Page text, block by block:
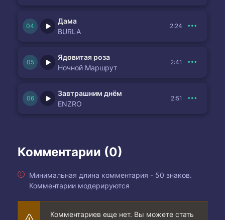
Дама
BURLA
2:24
Ядовитая роза
Ночной Маршрут
2:41
Завтрашним днём
ENZRO
2:51
Комментарии (0)
Минимальная длина комментария - 50 знаков.
Комментарии модерируются
Комментариев еще нет. Вы можете стать